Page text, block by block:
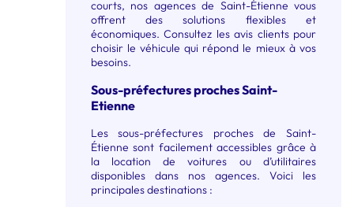
courts, nos agences de Saint-Étienne vous
offrent des solutions flexibles et
économiques. Consultez les avis clients pour
choisir le véhicule qui répond le mieux à vos
besoins.
Sous-préfectures proches Saint-
Etienne
Les sous-préfectures proches de Saint-
Étienne sont facilement accessibles grâce à
la location de voitures ou d’utilitaires
disponibles dans nos agences. Voici les
principales destinations :